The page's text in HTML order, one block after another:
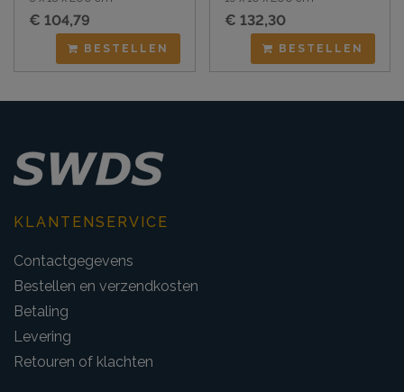
€ 104,79
BESTELLEN
€ 132,30
BESTELLEN
KLANTENSERVICE
Contactgegevens
Bestellen en verzendkosten
Betaling
Levering
Retouren of klachten